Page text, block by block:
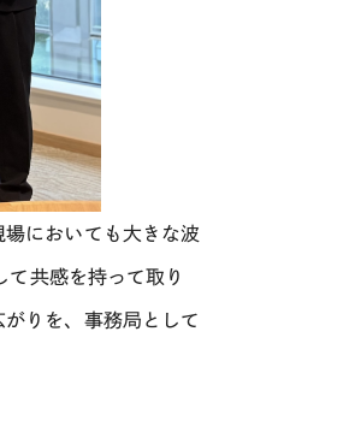
においても大きな波
共感を持って取り
りを、事務局として